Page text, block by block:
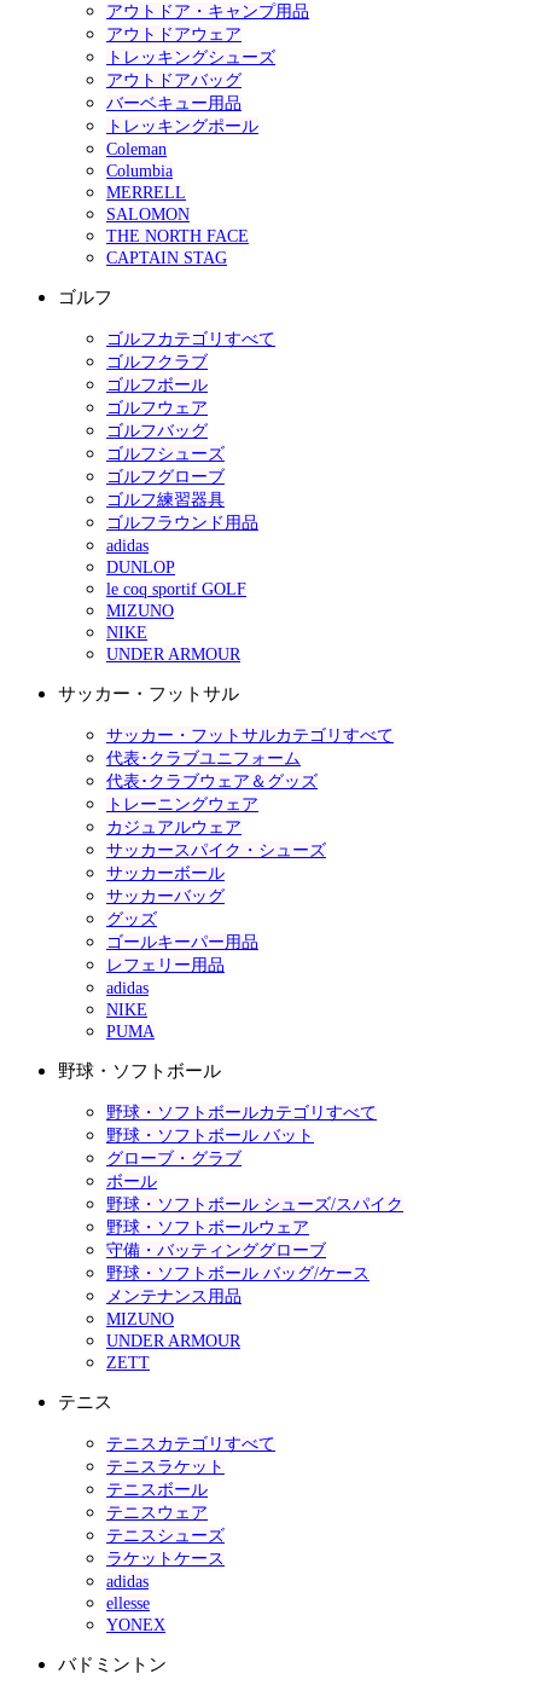
アウトドア・キャンプ用品
アウトドアウェア
トレッキングシューズ
アウトドアバッグ
バーベキュー用品
トレッキングポール
Coleman
Columbia
MERRELL
SALOMON
THE NORTH FACE
CAPTAIN STAG
ゴルフ
ゴルフカテゴリすべて
ゴルフクラブ
ゴルフボール
ゴルフウェア
ゴルフバッグ
ゴルフシューズ
ゴルフグローブ
ゴルフ練習器具
ゴルフラウンド用品
adidas
DUNLOP
le coq sportif GOLF
MIZUNO
NIKE
UNDER ARMOUR
サッカー・フットサル
サッカー・フットサルカテゴリすべて
代表･クラブユニフォーム
代表･クラブウェア＆グッズ
トレーニングウェア
カジュアルウェア
サッカースパイク・シューズ
サッカーボール
サッカーバッグ
グッズ
ゴールキーパー用品
レフェリー用品
adidas
NIKE
PUMA
野球・ソフトボール
野球・ソフトボールカテゴリすべて
野球・ソフトボール バット
グローブ・グラブ
ボール
野球・ソフトボール シューズ/スパイク
野球・ソフトボールウェア
守備・バッティンググローブ
野球・ソフトボール バッグ/ケース
メンテナンス用品
MIZUNO
UNDER ARMOUR
ZETT
テニス
テニスカテゴリすべて
テニスラケット
テニスボール
テニスウェア
テニスシューズ
ラケットケース
adidas
ellesse
YONEX
バドミントン